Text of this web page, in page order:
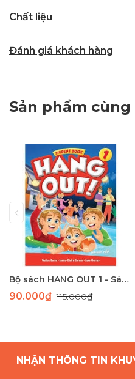
Chất liệu
Đánh giá khách hàng
Sản phẩm cùng
Bộ sách HANG OUT 1 - Sách học tiếng Anh giao tiếp dành cho học sinh tiểu học
90.000₫115.000₫
NHẬN THÔNG TIN